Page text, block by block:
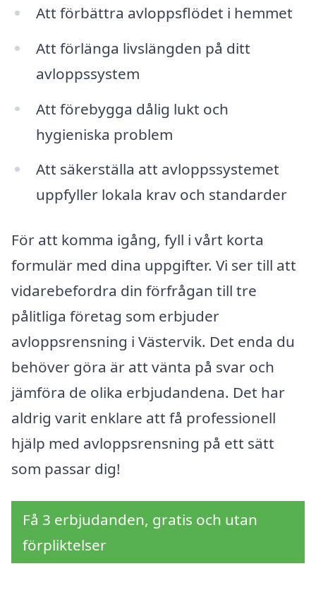
Att förbättra avloppsflödet i hemmet
Att förlänga livslängden på ditt
avloppssystem
Att förebygga dålig lukt och
hygieniska problem
Att säkerställa att avloppssystemet
uppfyller lokala krav och standarder
För att komma igång, fyll i vårt korta
formulär med dina uppgifter. Vi ser till att
vidarebefordra din förfrågan till tre
pålitliga företag som erbjuder
avloppsrensning i Västervik. Det enda du
behöver göra är att vänta på svar och
jämföra de olika erbjudandena. Det har
aldrig varit enklare att få professionell
hjälp med avloppsrensning på ett sätt
som passar dig!
Få 3 erbjudanden, gratis och utan
förpliktelser